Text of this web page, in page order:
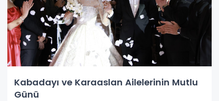
Kabadayı ve Karaaslan Ailelerinin Mutlu
Günü